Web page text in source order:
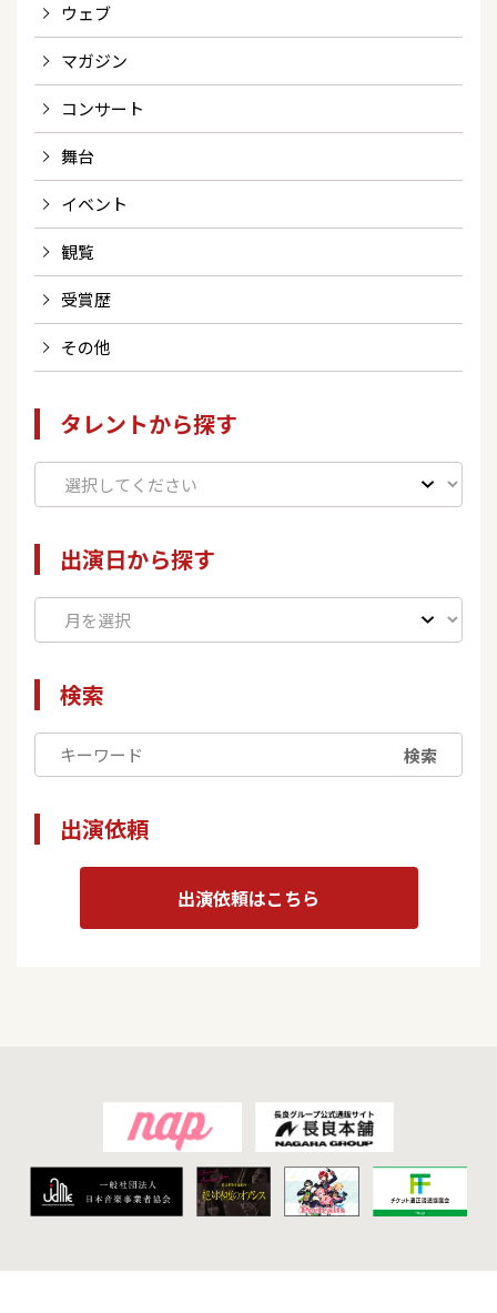
ウェブ
マガジン
コンサート
舞台
イベント
観覧
受賞歴
その他
タレントから探す
出演日から探す
検索
検索
出演依頼
出演依頼はこちら